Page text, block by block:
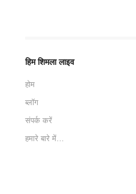
हिम शिमला लाइव
होम
ब्लॉग
संपर्क करें
हमारे बारे में…